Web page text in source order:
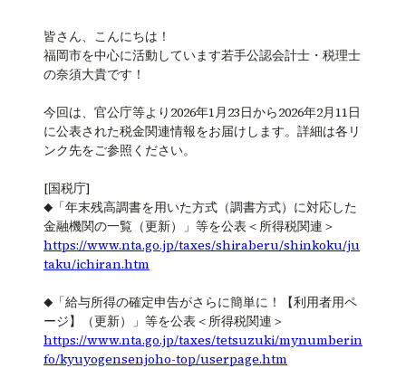
皆さん、こんにちは！
福岡市を中心に活動しています若手公認会計士・税理士
の奈須大貴です！
今回は、官公庁等より2026年1月23日から2026年2月11日
に公表された税金関連情報をお届けします。詳細は各リ
ンク先をご参照ください。
[国税庁]
◆「年末残高調書を用いた方式（調書方式）に対応した
金融機関の一覧（更新）」等を公表＜所得税関連＞
https://www.nta.go.jp/taxes/shiraberu/shinkoku/ju
taku/ichiran.htm
◆「給与所得の確定申告がさらに簡単に！【利用者用ペ
ージ】（更新）」等を公表＜所得税関連＞
https://www.nta.go.jp/taxes/tetsuzuki/mynumberin
fo/kyuyogensenjoho-top/userpage.htm